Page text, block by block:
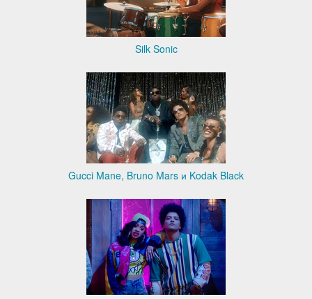
Silk Sonic
Gucci Mane, Bruno Mars и Kodak Black